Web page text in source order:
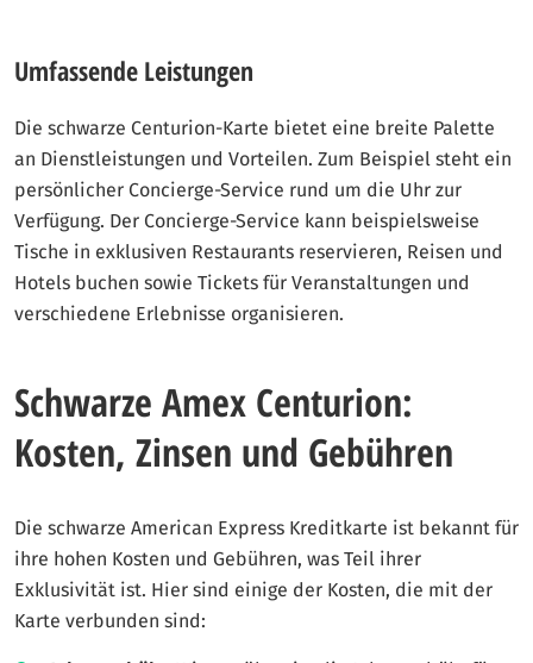
Umfassende Leistungen
Die schwarze Centurion-Karte bietet eine breite Palette
an Dienstleistungen und Vorteilen. Zum Beispiel steht ein
persönlicher Concierge-Service rund um die Uhr zur
Verfügung. Der Concierge-Service kann beispielsweise
Tische in exklusiven Restaurants reservieren, Reisen und
Hotels buchen sowie Tickets für Veranstaltungen und
verschiedene Erlebnisse organisieren.
Schwarze Amex Centurion:
Kosten, Zinsen und Gebühren
Die schwarze American Express Kreditkarte ist bekannt für
ihre hohen Kosten und Gebühren, was Teil ihrer
Exklusivität ist. Hier sind einige der Kosten, die mit der
Karte verbunden sind: